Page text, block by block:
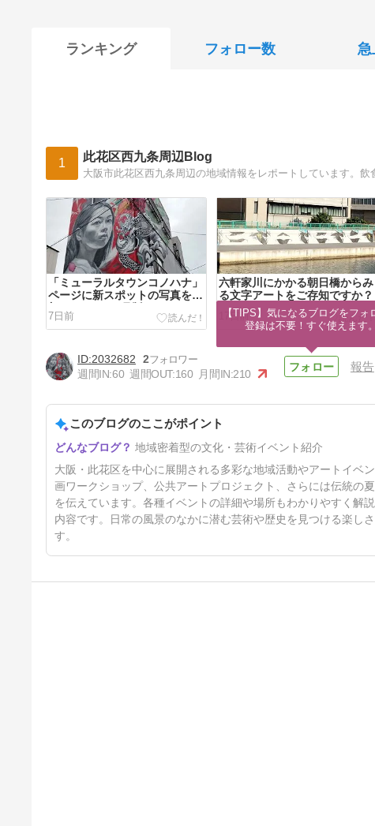
ランキング フォロー数 急
1 此花区西九条周辺Blog
大阪市此花区西九条周辺の地域情報をレポートしています。飲
「ミューラルタウンコノハナ」
ページに新スポットの写真を追
加しました（8月版）
7日前
六軒家川にかかる朝日橋からみ
る文字アートをご存知ですか？
17日前
大阪・西九条を舞台に映画製作
のワークショップを開催
71日前
2032682
2
週間IN:60 週間OUT:160 月間IN:210
報告
このブログのここがポイント
地域密着型の文化・芸術イベント紹介
大阪・此花区を中心に展開される多彩な地域活動やアートイベ
画ワークショップ、公共アートプロジェクト、さらには伝統の
を伝えています。各種イベントの詳細や場所もわかりやすく解
内容です。日常の風景のなかに潜む芸術や歴史を見つける楽し
す。
【TIPS】気になるブログをフォ
登録は不要！すぐ使えます。